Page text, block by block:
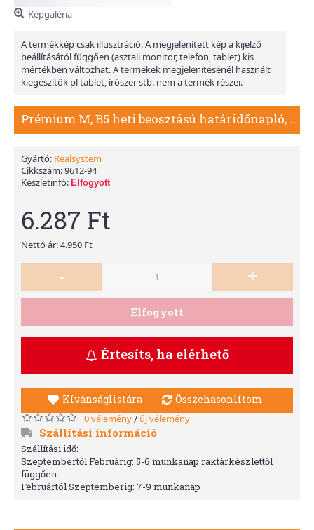
Képgaléria
A termékkép csak illusztráció. A megjelenített kép a kijelző
beállításától függően (asztali monitor, telefon, tablet) kis
mértékben változhat. A termékek megjelenítésénél használt
kiegészítők pl tablet, írószer stb. nem a termék részei.
Prémium M, B5 heti beosztású határidőnapló, Kék
Gyártó: Realsystem
Cikkszám:9612-94
Készletinfó: Elfogyott
6.287 Ft
Nettó ár: 4.950 Ft
- +
Elfogyott
Értesíts, ha elérhető
Kívánságlistára Összehasonlítom
0 vélemény/ új vélemény
Szállítási információ
Szállítási idő:
Szeptembertől Februárig: 5-6 munkanap raktárkészlettől
függően.
Februártól Szeptemberig: 7-9 munkanap